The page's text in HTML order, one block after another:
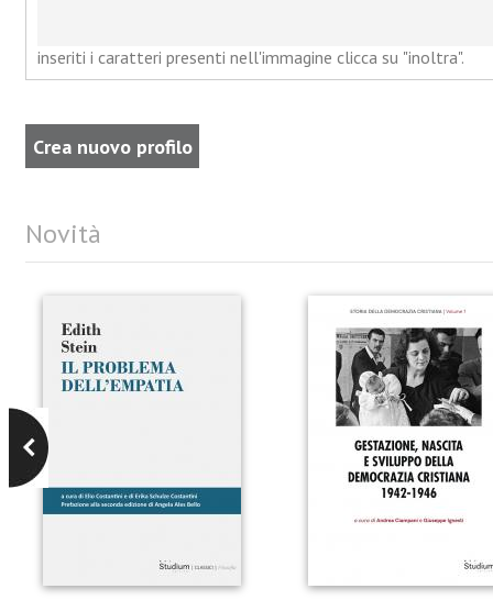
inseriti i caratteri presenti nell'immagine clicca su "inoltra".
Novità